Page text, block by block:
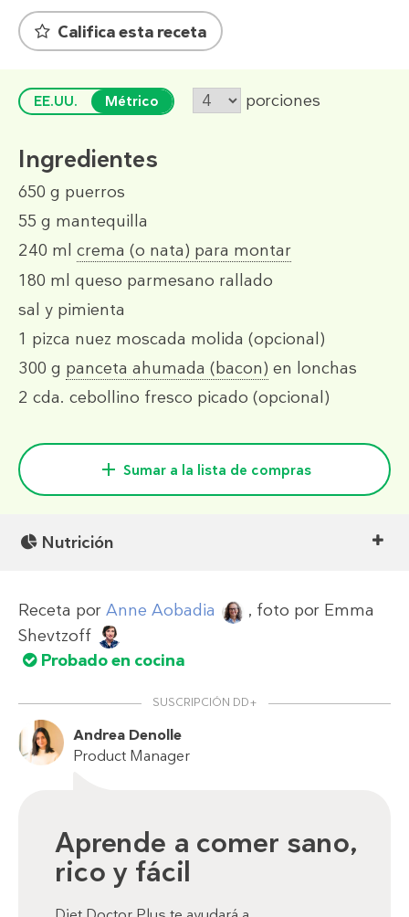
Califica esta receta
EE.UU. Métrico porciones
Ingredientes
650 g puerros
55 g mantequilla
240 ml crema (o nata) para montar
180 ml queso parmesano rallado
sal y pimienta
1 pizca nuez moscada molida (opcional)
300 g panceta ahumada (bacon) en lonchas
2 cda. cebollino fresco picado (opcional)
Sumar a la lista de compras
Nutrición
Receta por Anne Aobadia , foto por Emma
Shevtzoff
Probado en cocina
SUSCRIPCIÓN DD+
Andrea Denolle
Product Manager
Aprende a comer sano,
rico y fácil